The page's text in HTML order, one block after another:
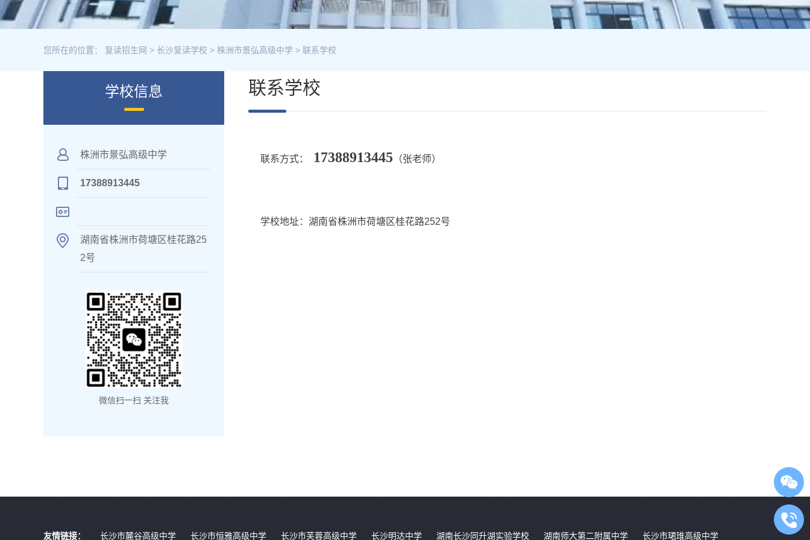
您所在的位置： 复读招生网 > 长沙复读学校 > 株洲市景弘高级中学 > 联系学校
学校信息
株洲市景弘高级中学
17388913445
湖南省株洲市荷塘区桂花路25
2号
微信扫一扫 关注我
联系学校
联系方式： 17388913445 （张老师）
学校地址：湖南省株洲市荷塘区桂花路252号
友情链接： 长沙市麓谷高级中学 长沙市恒雅高级中学 长沙市芙蓉高级中学 长沙明达中学 湖南长沙同升湖实验学校 湖南师大第二附属中学 长沙市珺琟高级中学